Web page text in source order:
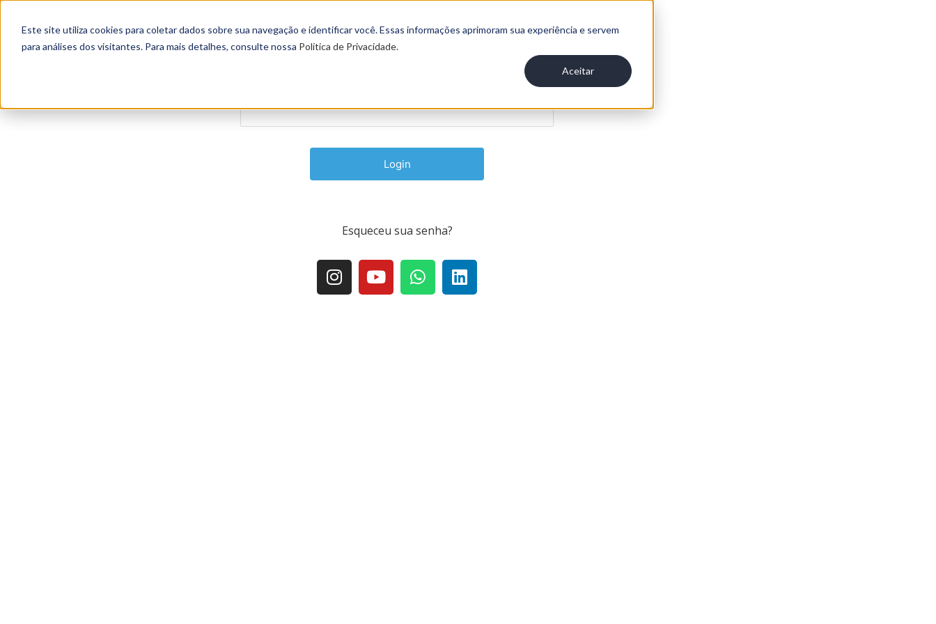
Este site utiliza cookies para coletar dados sobre sua navegação e identificar você. Essas informações aprimoram sua experiência e servem
para análises dos visitantes. Para mais detalhes, consulte nossa Política de Privacidade.
Aceitar
Usuário ou E-mail
Esqueceu sua senha?